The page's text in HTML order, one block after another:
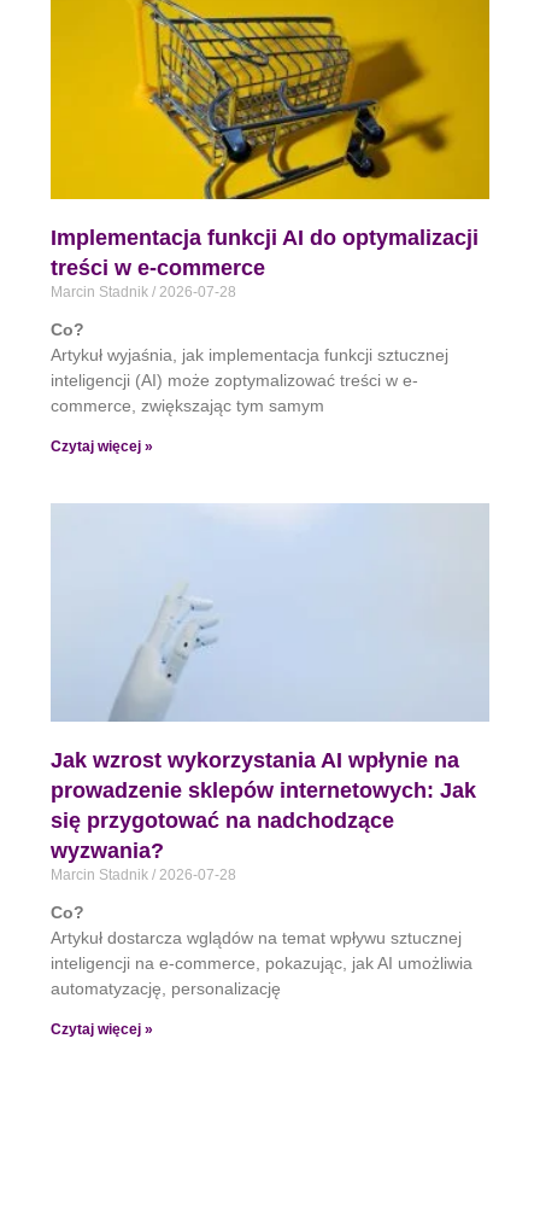
Implementacja funkcji AI do optymalizacji
treści w e-commerce
Marcin Stadnik 2026-07-28
Co?
Artykuł wyjaśnia, jak implementacja funkcji sztucznej
inteligencji (AI) może zoptymalizować treści w e-
commerce, zwiększając tym samym
Czytaj więcej »
Jak wzrost wykorzystania AI wpłynie na
prowadzenie sklepów internetowych: Jak
się przygotować na nadchodzące
wyzwania?
Marcin Stadnik 2026-07-28
Co?
Artykuł dostarcza wglądów na temat wpływu sztucznej
inteligencji na e-commerce, pokazując, jak AI umożliwia
automatyzację, personalizację
Czytaj więcej »